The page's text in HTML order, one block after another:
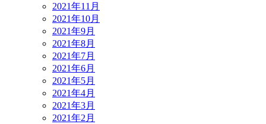
2021年11月
2021年10月
2021年9月
2021年8月
2021年7月
2021年6月
2021年5月
2021年4月
2021年3月
2021年2月